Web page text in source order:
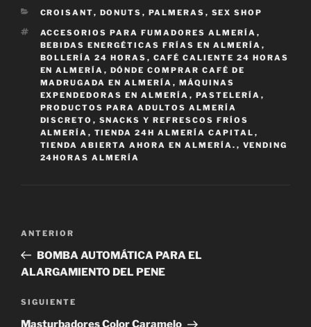
CATEGORÍAS
CROISANT, DONUTS , PALMERAS , SEX SHOP
ETIQUETAS
ACCESORIOS PARA FUMADORES ALMERÍA ,
BEBIDAS ENERGÉTICAS FRÍAS EN ALMERÍA ,
BOLLERÍA 24 HORAS , CAFÉ CALIENTE 24 HORAS
EN ALMERÍA , DÓNDE COMPRAR CAFÉ DE
MADRUGADA EN ALMERÍA , MÁQUINAS
EXPENDEDORAS EN ALMERÍA , PASTELERÍA ,
PRODUCTOS PARA ADULTOS ALMERÍA
DISCRETO , SNACKS Y REFRESCOS FRÍOS
ALMERÍA , TIENDA 24H ALMERÍA CAPITAL ,
TIENDA ABIERTA AHORA EN ALMERÍA. , VENDING
24HORAS ALMERÍA
Navegación
entradas
Entrada
anterior:
ANTERIOR
BOMBA AUTOMÁTICA PARA EL
ALARGAMIENTO DEL PENE
Siguiente
entrada
SIGUIENTE
Masturbadores Color Caramelo